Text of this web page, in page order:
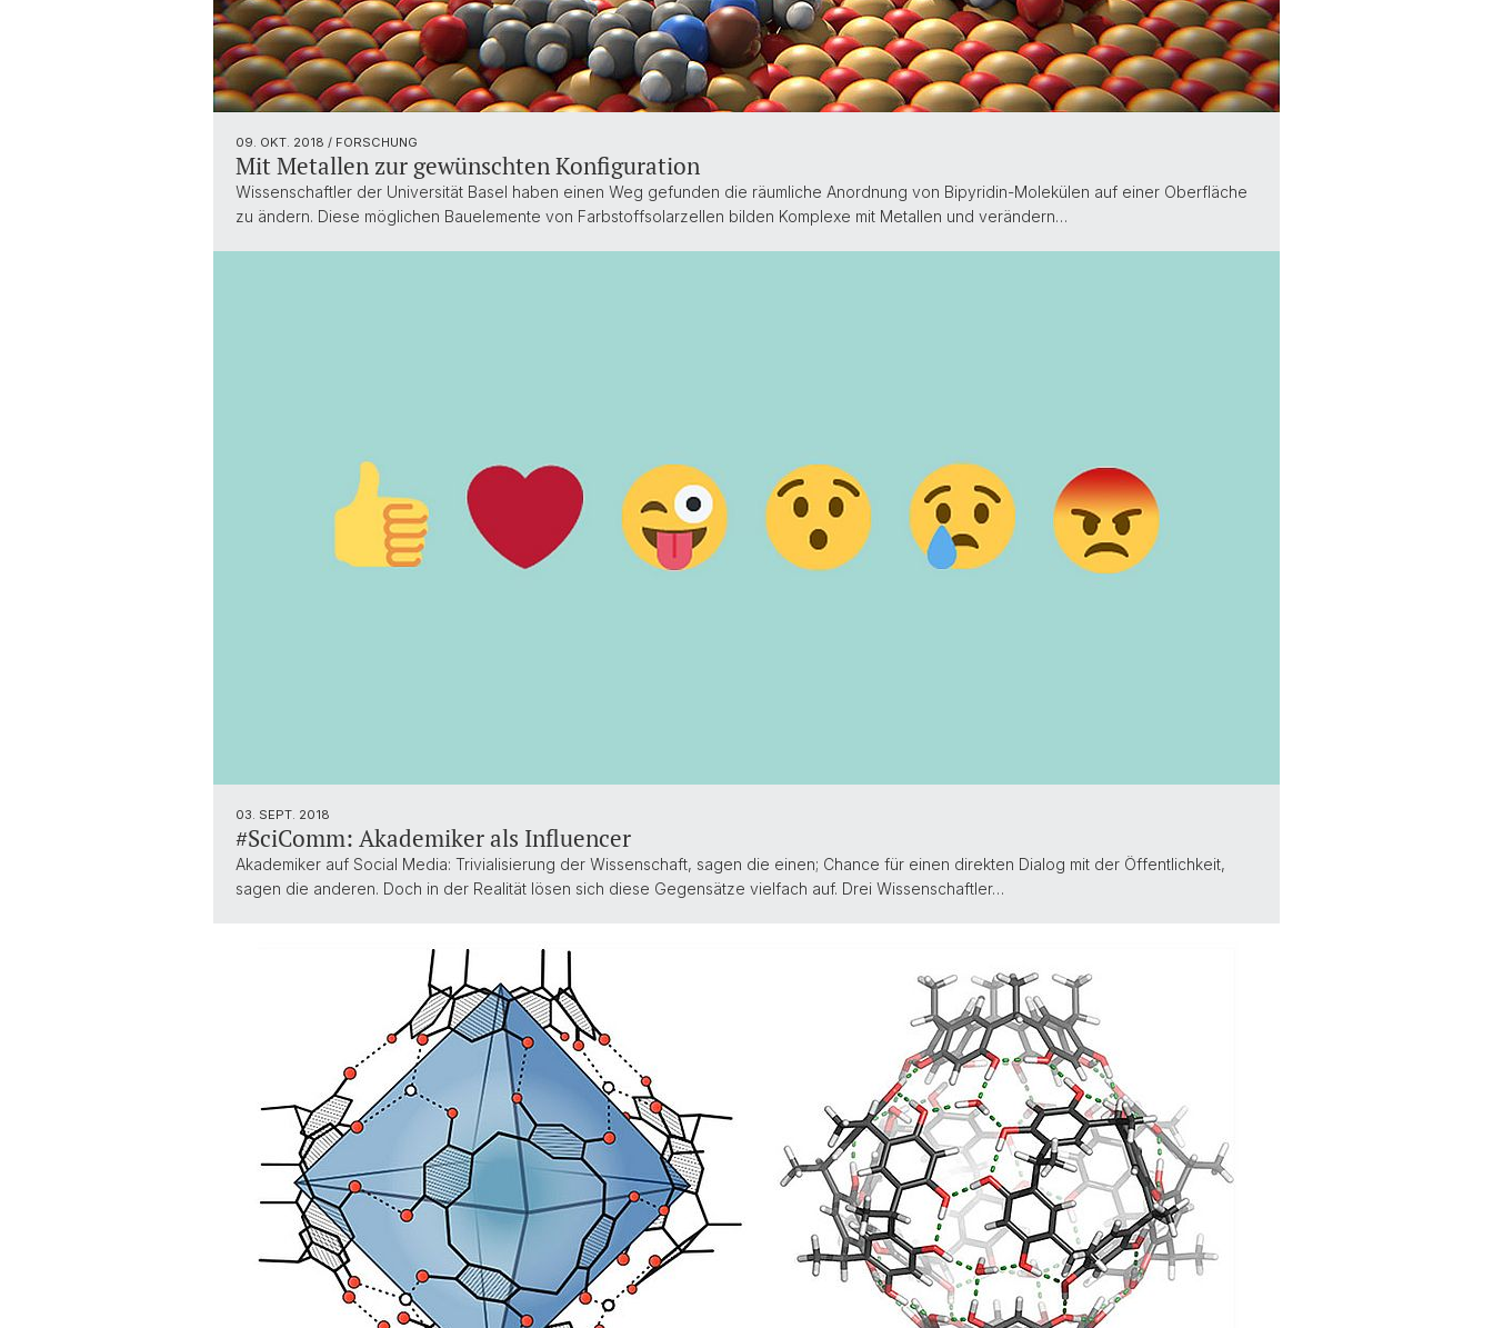
09. OKT. 2018 / FORSCHUNG
Mit Metallen zur gewünschten Konfiguration
Wissenschaftler der Universität Basel haben einen Weg gefunden die räumliche Anordnung von Bipyridin-Molekülen auf einer Oberfläche
zu ändern. Diese möglichen Bauelemente von Farbstoffsolarzellen bilden Komplexe mit Metallen und verändern…
03. SEPT. 2018
#SciComm: Akademiker als Influencer
Akademiker auf Social Media: Trivialisierung der Wissenschaft, sagen die einen; Chance für einen direkten Dialog mit der Öffentlichkeit,
sagen die anderen. Doch in der Realität lösen sich diese Gegensätze vielfach auf. Drei Wissenschaftler…